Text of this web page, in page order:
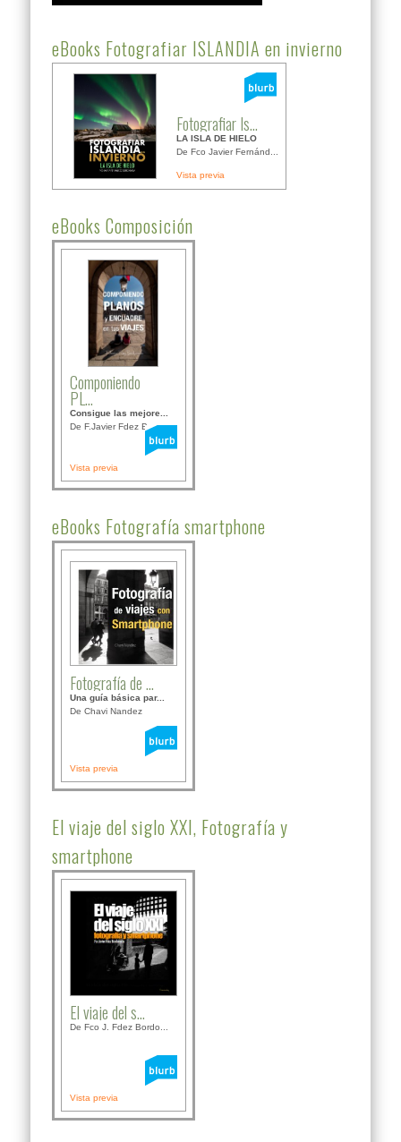
eBooks Fotografiar ISLANDIA en invierno
Fotografiar Is...
LA ISLA DE HIELO
De Fco Javier Fernánd...
Vista previa
eBooks Composición
Componiendo
PL...
Consigue las mejore...
De F.Javier Fdez Bor...
Vista previa
eBooks Fotografía smartphone
Fotografía de ...
Una guía básica par...
De Chavi Nandez
Vista previa
El viaje del siglo XXI, Fotografía y
smartphone
El viaje del s...
De Fco J. Fdez Bordo...
Vista previa